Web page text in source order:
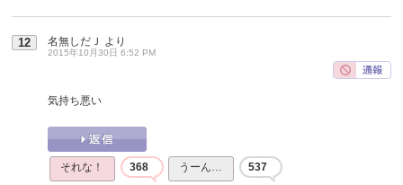
12 名無しだＪ より
2015年10月30日 6:52 PM
気持ち悪い
それな！ 368 うーん… 537